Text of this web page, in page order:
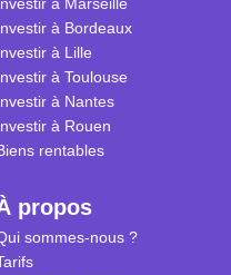
à Bordeaux
à Lille
à Toulouse
à Nantes
à Rouen
rentables
propos
sommes-nous ?